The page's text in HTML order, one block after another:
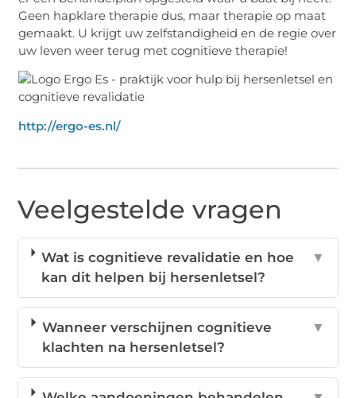
Geen hapklare therapie dus, maar therapie op maat
gemaakt. U krijgt uw zelfstandigheid en de regie over
uw leven weer terug met cognitieve therapie!
http://ergo-es.nl/
Veelgestelde vragen
Wat is cognitieve revalidatie en hoe
kan dit helpen bij hersenletsel?
▼
Wanneer verschijnen cognitieve
klachten na hersenletsel?
▼